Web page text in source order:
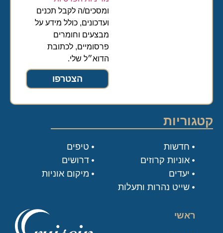
ומסכים/ה לקבל תכנים
ועדכונים, כולל מידע על
מבצעים וחומרים
פרסומיים, לכתובת
הדוא״ל שלי.
הצטרפו
ראשי
קטגוריות
טיפים
דרושים
מיקום אוניות
חדשות
אוניות קרוזים
יעדים
שייט נהרות ותעלות